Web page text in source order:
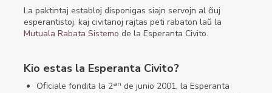
La paktintaj establoj disponigas siajn servojn al ĉiuj
esperantistoj, kaj civitanoj rajtas peti rabaton laŭ la
Mutuala Rabata Sistemo de la Esperanta Civito.
Kio estas la Esperanta Civito?
Oﬁciale fondita la 2an de junio 2001, la Esperanta